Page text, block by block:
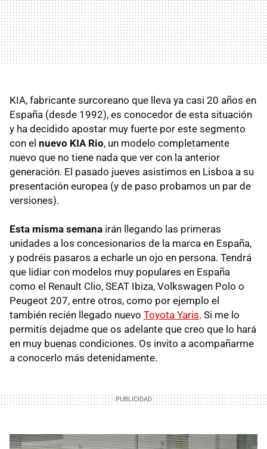
KIA, fabricante surcoreano que lleva ya casi 20 años en
España (desde 1992), es conocedor de esta situación
y ha decidido apostar muy fuerte por este segmento
con el nuevo KIA Rio, un modelo completamente
nuevo que no tiene nada que ver con la anterior
generación. El pasado jueves asistimos en Lisboa a su
presentación europea (y de paso probamos un par de
versiones).
Esta misma semana irán llegando las primeras
unidades a los concesionarios de la marca en España,
y podréis pasaros a echarle un ojo en persona. Tendrá
que lidiar con modelos muy populares en España
como el Renault Clio, SEAT Ibiza, Volkswagen Polo o
Peugeot 207, entre otros, como por ejemplo el
también recién llegado nuevo Toyota Yaris. Si me lo
permitís dejadme que os adelante que creo que lo hará
en muy buenas condiciones. Os invito a acompañarme
a conocerlo más detenidamente.